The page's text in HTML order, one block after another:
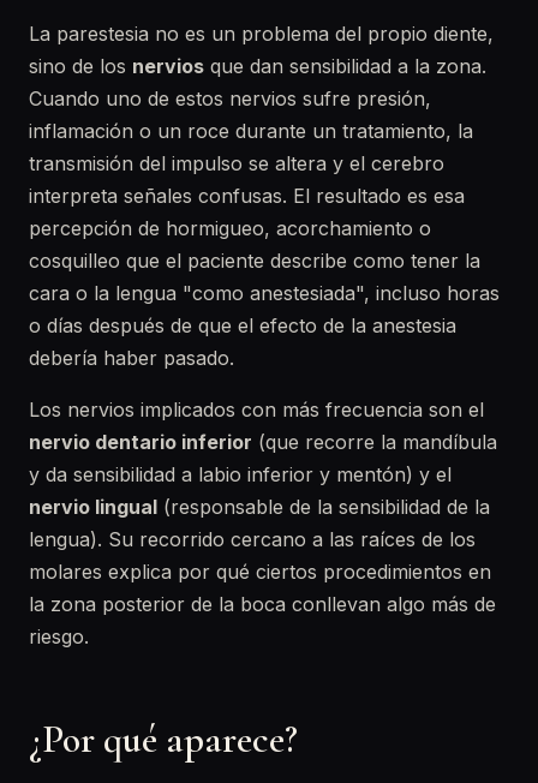
La parestesia no es un problema del propio diente,
sino de los nervios que dan sensibilidad a la zona.
Cuando uno de estos nervios sufre presión,
inflamación o un roce durante un tratamiento, la
transmisión del impulso se altera y el cerebro
interpreta señales confusas. El resultado es esa
percepción de hormigueo, acorchamiento o
cosquilleo que el paciente describe como tener la
cara o la lengua "como anestesiada", incluso horas
o días después de que el efecto de la anestesia
debería haber pasado.
Los nervios implicados con más frecuencia son el
nervio dentario inferior (que recorre la mandíbula
y da sensibilidad a labio inferior y mentón) y el
nervio lingual (responsable de la sensibilidad de la
lengua). Su recorrido cercano a las raíces de los
molares explica por qué ciertos procedimientos en
la zona posterior de la boca conllevan algo más de
riesgo.
¿Por qué aparece?